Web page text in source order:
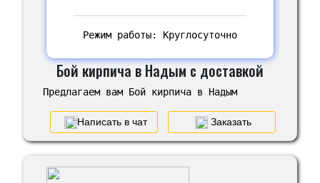
Режим работы: Круглосуточно
Бой кирпича в Надым с доставкой
Предлагаем вам Бой кирпича в Надым
Написать в чат Заказать